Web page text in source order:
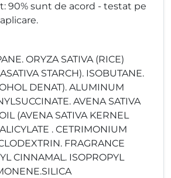
90% sunt de acord - testat pe
ORYZA SATIVA (RICE)
STARCH). ISOBUTANE.
DENAT). ALUMINUM
AVENA SATIVA
(AVENA SATIVA KERNEL
. CETRIMONIUM
FRAGRANCE
CINNAMAL. ISOPROPYL